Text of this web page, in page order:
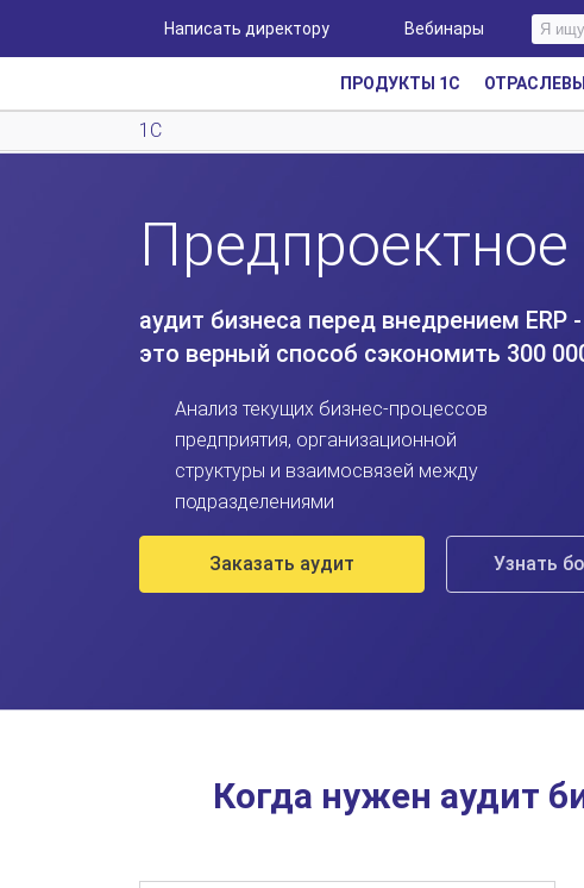
Написать директору Вебинары
ПРОДУКТЫ 1С
1С
аудит бизнеса перед внедрением ERP -
это верный способ сэкономить 300
Анализ текущих бизнес-процессов
предприятия, организационной
структуры и взаимосвязей между
подразделениями
Заказать аудит Узнать
Когда нужен аудит